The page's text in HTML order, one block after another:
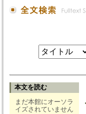
本文を読む
まだ本館にオーソラ
イズされていません